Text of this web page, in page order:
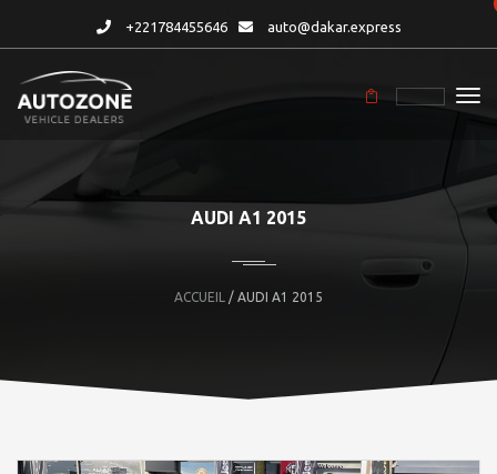
+221784455646 auto@dakar.express
AUDI A1 2015
ACCUEIL / AUDI A1 2015